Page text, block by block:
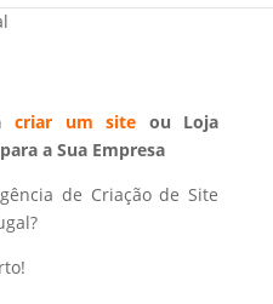
criar um site ou Loja
a Sua Empresa
de Criação de Site